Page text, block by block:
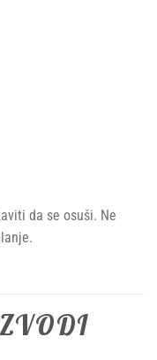
da se osuši. Ne